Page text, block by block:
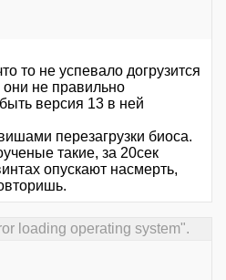
то не успевало догрузится
они не правильно
версия 13 в ней
перезагрузки биоса.
такие, за 20сек
опускают насмерть,
loading operating system".